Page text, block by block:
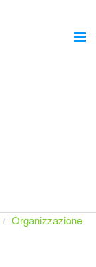
Organizzazione